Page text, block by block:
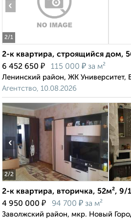
2/1
‹
2-к квартира, строящийся дом,
6 452 650 ₽ 115 000 ₽ за м²
Ленинский район, ЖК Университет,
Агентство, 10.08.2026
2/2
‹
2-к квартира, вторичка, 52м², 9/
4 950 000 ₽ 94 700 ₽ за м²
Заволжский район, мкр. Новый